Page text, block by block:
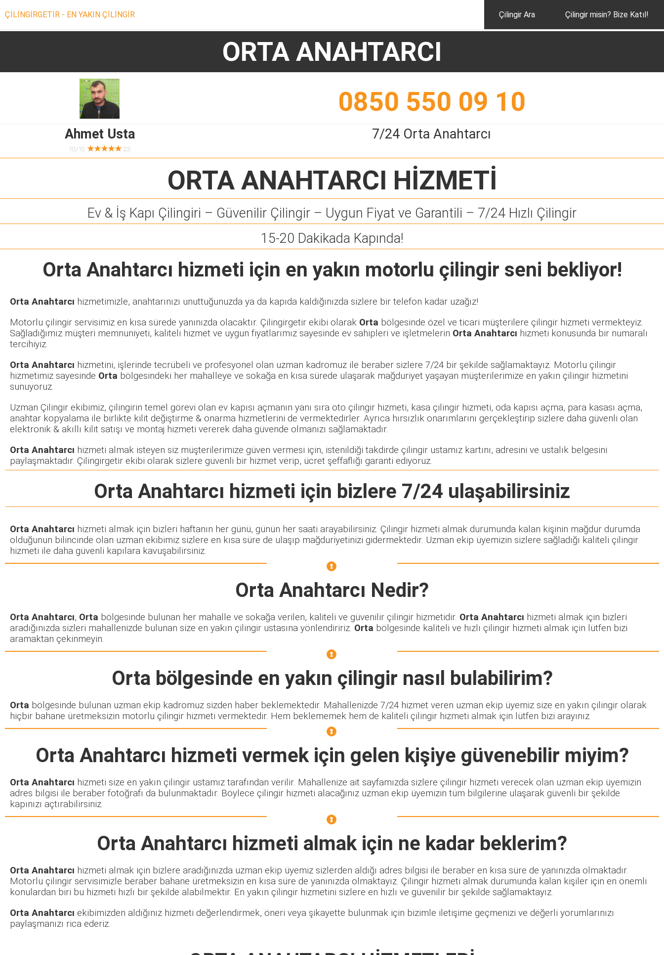
ÇİLİNGİRGETİR - EN YAKIN ÇİLİNGİR Çilingir Ara Çilingir misin? Bize Katıl!
ORTA ANAHTARCI
0850 550 09 10
Ahmet Usta
10/10 ★★★★★23
7/24 Orta Anahtarcı
ORTA ANAHTARCI HİZMETİ
Ev & İş Kapı Çilingiri – Güvenilir Çilingir – Uygun Fiyat ve Garantili – 7/24 Hızlı Çilingir
15-20 Dakikada Kapında!
Orta Anahtarcı hizmeti için en yakın motorlu çilingir seni bekliyor!
Orta Anahtarcı hizmetimizle, anahtarınızı unuttuğunuzda ya da kapıda kaldığınızda sizlere bir telefon kadar uzağız!
Motorlu çilingir servisimiz en kısa sürede yanınızda olacaktır. Çilingirgetir ekibi olarak Orta bölgesinde özel ve ticari müşterilere çilingir hizmeti vermekteyiz.
Sağladığımız müşteri memnuniyeti, kaliteli hizmet ve uygun fiyatlarımız sayesinde ev sahipleri ve işletmelerin Orta Anahtarcı hizmeti konusunda bir numaralı
tercihiyiz.
Orta Anahtarcı hizmetini, işlerinde tecrübeli ve profesyonel olan uzman kadromuz ile beraber sizlere 7/24 bir şekilde sağlamaktayız. Motorlu çilingir
hizmetimiz sayesinde Orta bölgesindeki her mahalleye ve sokağa en kısa sürede ulaşarak mağduriyet yaşayan müşterilerimize en yakın çilingir hizmetini
sunuyoruz.
Uzman Çilingir ekibimiz, çilingirin temel görevi olan ev kapısı açmanın yanı sıra oto çilingir hizmeti, kasa çilingir hizmeti, oda kapısı açma, para kasası açma,
anahtar kopyalama ile birlikte kilit değiştirme & onarma hizmetlerini de vermektedirler. Ayrıca hırsızlık onarımlarını gerçekleştirip sizlere daha güvenli olan
elektronik & akıllı kilit satışı ve montaj hizmeti vererek daha güvende olmanızı sağlamaktadır.
Orta Anahtarcı hizmeti almak isteyen siz müşterilerimize güven vermesi için, istenildiği takdirde çilingir ustamız kartını, adresini ve ustalık belgesini
paylaşmaktadır. Çilingirgetir ekibi olarak sizlere güvenli bir hizmet verip, ücret şeffaflığı garanti ediyoruz.
Orta Anahtarcı hizmeti için bizlere 7/24 ulaşabilirsiniz
Orta Anahtarcı hizmeti almak için bizleri haftanın her günü, günün her saati arayabilirsiniz. Çilingir hizmeti almak durumunda kalan kişinin mağdur durumda
olduğunun bilincinde olan uzman ekibimiz sizlere en kısa süre de ulaşıp mağduriyetinizi gidermektedir. Uzman ekip üyemizin sizlere sağladığı kaliteli çilingir
hizmeti ile daha güvenli kapılara kavuşabilirsiniz.
Orta Anahtarcı Nedir?
Orta Anahtarcı, Orta bölgesinde bulunan her mahalle ve sokağa verilen, kaliteli ve güvenilir çilingir hizmetidir. Orta Anahtarcı hizmeti almak için bizleri
aradığınızda sizleri mahallenizde bulunan size en yakın çilingir ustasına yönlendiririz. Orta bölgesinde kaliteli ve hızlı çilingir hizmeti almak için lütfen bizi
aramaktan çekinmeyin.
Orta bölgesinde en yakın çilingir nasıl bulabilirim?
Orta bölgesinde bulunan uzman ekip kadromuz sizden haber beklemektedir. Mahallenizde 7/24 hizmet veren uzman ekip üyemiz size en yakın çilingir olarak
hiçbir bahane üretmeksizin motorlu çilingir hizmeti vermektedir. Hem beklememek hem de kaliteli çilingir hizmeti almak için lütfen bizi arayınız.
Orta Anahtarcı hizmeti vermek için gelen kişiye güvenebilir miyim?
Orta Anahtarcı hizmeti size en yakın çilingir ustamız tarafından verilir. Mahallenize ait sayfamızda sizlere çilingir hizmeti verecek olan uzman ekip üyemizin
adres bilgisi ile beraber fotoğrafı da bulunmaktadır. Böylece çilingir hizmeti alacağınız uzman ekip üyemizin tüm bilgilerine ulaşarak güvenli bir şekilde
kapınızı açtırabilirsiniz.
Orta Anahtarcı hizmeti almak için ne kadar beklerim?
Orta Anahtarcı hizmeti almak için bizlere aradığınızda uzman ekip üyemiz sizlerden aldığı adres bilgisi ile beraber en kısa süre de yanınızda olmaktadır.
Motorlu çilingir servisimizle beraber bahane üretmeksizin en kısa süre de yanınızda olmaktayız. Çilingir hizmeti almak durumunda kalan kişiler için en önemli
konulardan biri bu hizmeti hızlı bir şekilde alabilmektir. En yakın çilingir hizmetini sizlere en hızlı ve güvenilir bir şekilde sağlamaktayız.
Orta Anahtarcı ekibimizden aldığınız hizmeti değerlendirmek, öneri veya şikayette bulunmak için bizimle iletişime geçmenizi ve değerli yorumlarınızı
paylaşmanızı rica ederiz.